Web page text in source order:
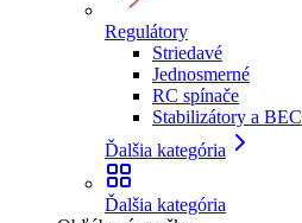
Regulátory
Striedavé
Jednosmerné
RC spínače
Stabilizátory a BEC
Ďalšia kategória
Ďalšia kategória